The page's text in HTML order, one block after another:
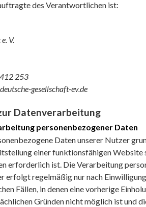
des Verantwortlichen ist:
V.
253
gesellschaft-ev.de
Datenverarbeitung
personenbezogener Daten
Daten unserer Nutzer
einer funktionsfähigen Website
erforderlich ist. Die Verarbeitung
erfolgt regelmäßig nur nach
Fällen, in denen eine vorherige
Gründen nicht möglich ist und